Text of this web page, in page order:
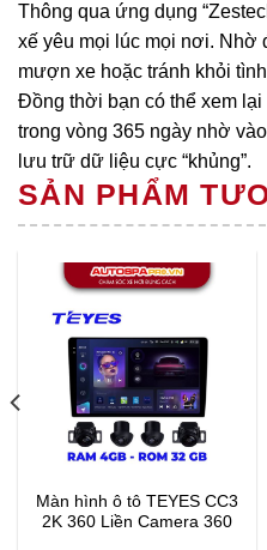
Thông qua ứng dụng
xế yêu mọi lúc mọi nơi. Nhờ
mượn xe hoặc tránh khỏi
Đồng thời bạn có thể xem
trong vòng 365 ngày nhờ
lưu trữ dữ liệu cực “khủng”.
SẢN PHẨM
Màn hình ô tô TEYES CC3
2K 360 Liền Camera 360